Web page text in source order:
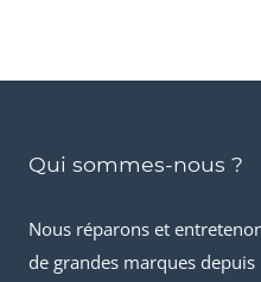
Qui sommes-nous ?
Nous réparons et
de grandes marques